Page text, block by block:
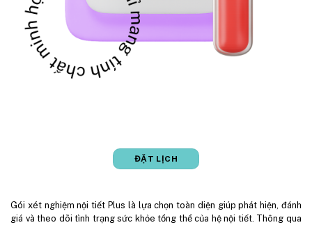
ĐẶT LỊCH
Gói xét nghiệm nội tiết Plus là lựa chọn toàn diện giúp phát hiện, đánh
giá và theo dõi tình trạng sức khỏe tổng thể của hệ nội tiết. Thông qua